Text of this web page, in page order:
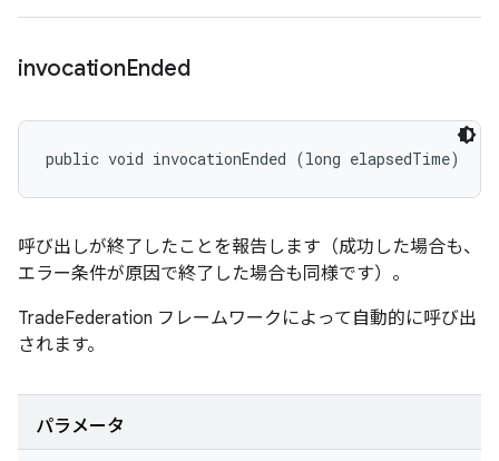
invocationEnded
public void invocationEnded (long elapsedTime)
呼び出しが終了したことを報告します（成功した場合も、
エラー条件が原因で終了した場合も同様です）。
TradeFederation フレームワークによって自動的に呼び出
されます。
パラメータ